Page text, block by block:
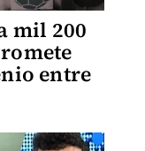
mil 200
entre